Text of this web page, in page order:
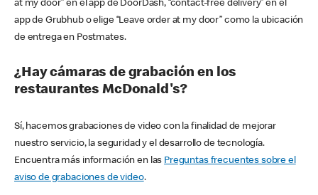
at my door” en el app de DoorDash, “contact-free delivery” en el
app de Grubhub o elige “Leave order at my door” como la ubicación
de entrega en Postmates.
¿Hay cámaras de grabación en los
restaurantes McDonald's?
Sí, hacemos grabaciones de video con la finalidad de mejorar
nuestro servicio, la seguridad y el desarrollo de tecnología.
Encuentra más información en las Preguntas frecuentes sobre el
aviso de grabaciones de video.